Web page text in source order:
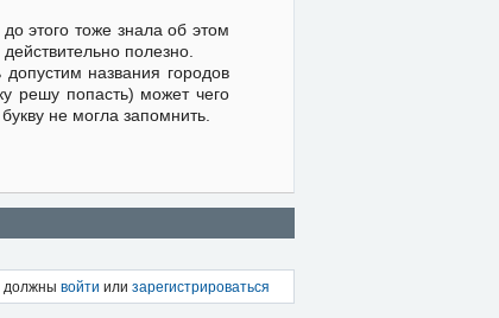
этого тоже знала об этом
полезно.
названия городов
решу попасть) может чего
не могла запомнить.
должны войти или зарегистрироваться